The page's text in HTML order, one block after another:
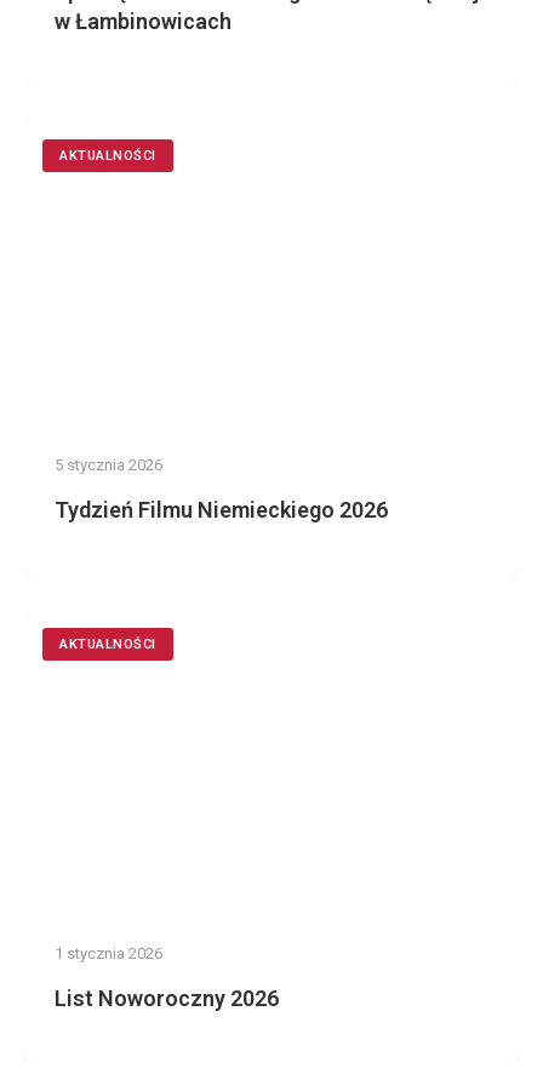
w Łambinowicach
AKTUALNOŚCI
5 stycznia 2026
Tydzień Filmu Niemieckiego 2026
AKTUALNOŚCI
1 stycznia 2026
List Noworoczny 2026